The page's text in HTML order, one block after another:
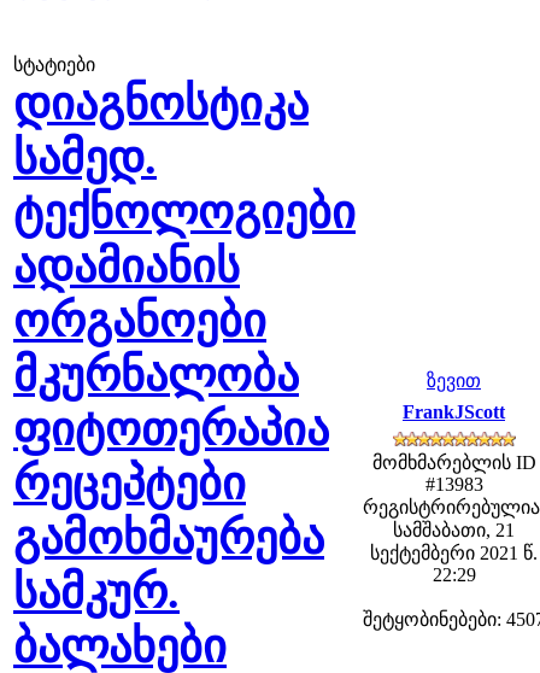
სტატიები
დიაგნოსტიკა
სამედ.
ტექნოლოგიები
ადამიანის
ორგანოები
მკურნალობა
ფიტოთერაპია
რეცეპტები
გამოხმაურება
სამკურ.
ბალახები
ზევით
FrankJScott
მომხმარებლის ID
#13983
სამშაბათი, 21
სექტემბერი 2021 წ.
22:29
შეტყობინებები: